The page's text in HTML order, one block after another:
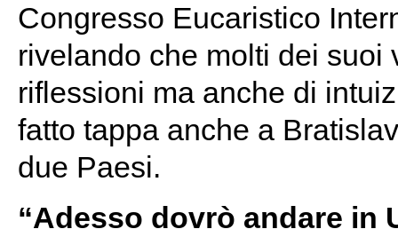
Congresso Eucaristico
rivelando che molti dei suoi
riflessioni ma anche di
fatto tappa anche a
due Paesi.
“Adesso dovrò andare in